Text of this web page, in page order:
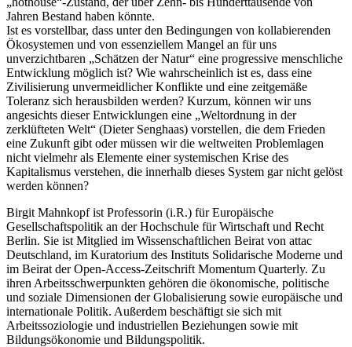
Jahren Bestand haben könnte.
Ist es vorstellbar, dass unter den Bedingungen von kollabierenden
Ökosystemen und von essenziellem Mangel an für uns
unverzichtbaren „Schätzen der Natur“ eine progressive menschliche
Entwicklung möglich ist? Wie wahrscheinlich ist es, dass eine
Zivilisierung unvermeidlicher Konflikte und eine zeitgemäße
Toleranz sich herausbilden werden? Kurzum, können wir uns
angesichts dieser Entwicklungen eine „Weltordnung in der
zerklüfteten Welt“ (Dieter Senghaas) vorstellen, die dem Frieden
eine Zukunft gibt oder müssen wir die weltweiten Problemlagen
nicht vielmehr als Elemente einer systemischen Krise des
Kapitalismus verstehen, die innerhalb dieses System gar nicht gelöst
werden können?
Birgit Mahnkopf ist Professorin (i.R.) für Europäische
Gesellschaftspolitik an der Hochschule für Wirtschaft und Recht
Berlin. Sie ist Mitglied im Wissenschaftlichen Beirat von attac
Deutschland, im Kuratorium des Instituts Solidarische Moderne und
im Beirat der Open-Access-Zeitschrift Momentum Quarterly. Zu
ihren Arbeitsschwerpunkten gehören die ökonomische, politische
und soziale Dimensionen der Globalisierung sowie europäische und
internationale Politik. Außerdem beschäftigt sie sich mit
Arbeitssoziologie und industriellen Beziehungen sowie mit
Bildungsökonomie und Bildungspolitik.